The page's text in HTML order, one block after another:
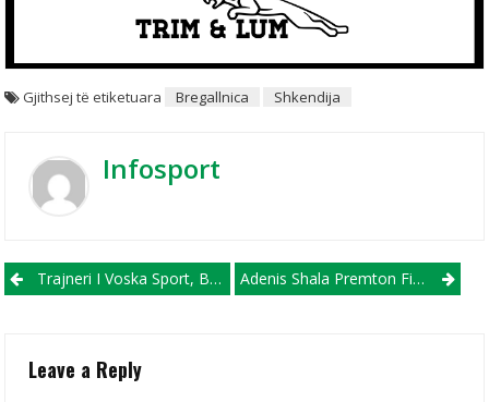
Gjithsej të etiketuara Bregallnica Shkendija
Infosport
Post navigation
Trajneri I Voska Sport, Berat Imeri, I Kënaqur Me Fitoren Ndaj Sasa-S Adenis Shala Premton Fitore Dhe Gol Ndaj Bregallnicës!
Leave a Reply